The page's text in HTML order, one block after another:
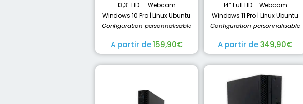
13,3″ HD – Webcam
Windows 10 Pro | Linux Ubuntu
Configuration personnalisable
A partir de159,90€
14″ Full HD – Webcam
Windows 11 Pro | Linux Ubuntu
Configuration personnalisable
A partir de349,90€